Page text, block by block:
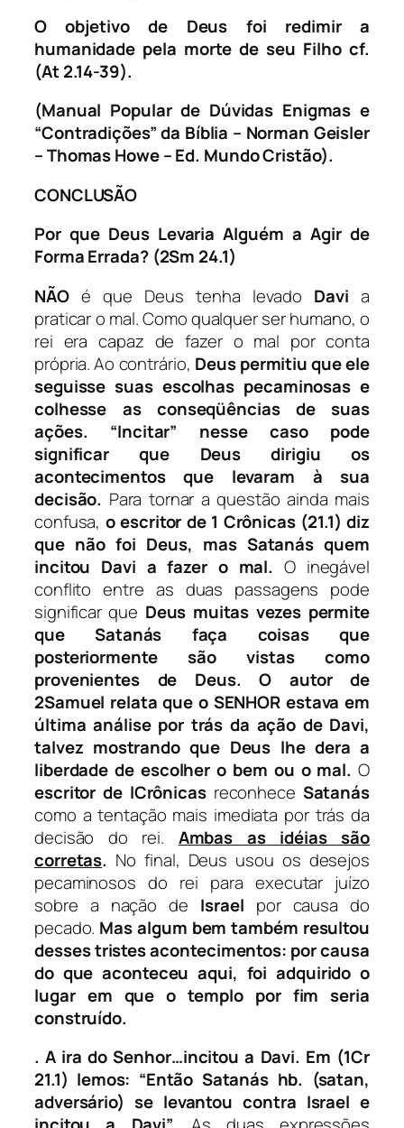
O objetivo de Deus foi redimir a
humanidade pela morte de seu Filhocf.
(At 2.14-39).
(Manual Popular de Dúvidas Enigmas e
“Contradições” da Bíblia – Norman Geisler
– Thomas Howe – Ed. Mundo Cristão).
CONCLUSÃO
Por que Deus Levaria Alguém a Agir de
Forma Errada? (2Sm 24.1)
NÃOé que Deus tenha levado Davi a
praticar o mal. Como qualquer ser humano, o
rei era capaz de fazer o mal por conta
própria. Ao contrário, Deus permitiu que ele
seguisse suas escolhas pecaminosas e
colhesse as conseqüências de suas
ações.
“Incitar”
nesse caso pode
significar que Deus dirigiu os
acontecimentos que levaram à sua
decisão. Para tornar a questão ainda mais
confusa, o escritor de 1 Crônicas (21.1) diz
que não foi Deus, mas Satanás quem
incitou Davi a fazer o mal.O inegável
conflito entre as duas passagens pode
significar que Deus muitas vezes permite
que Satanás faça coisas que
posteriormente são vistas como
provenientes de Deus.
O autor de
2Samuel relata que o SENHOR estava em
última análise por trás da ação de Davi,
talvez mostrando que Deus lhe dera a
liberdade de escolher o bem ou o mal. O
escritor de lCrônicasreconhece Satanás
como a tentação mais imediata por trás da
decisão do rei. Ambas as idéias são
corretas. No final, Deus usou os desejos
pecaminosos do rei para executar juízo
sobre a nação de Israel por causa do
pecado. Mas algum bem também resultou
desses tristes acontecimentos: por causa
do que aconteceu aqui, foi adquirido o
lugar em que o templo por fim seria
construído.
.A ira do Senhor…incitou a Davi. Em (1Cr
21.1) lemos: “Então Satanás hb. (satan,
adversário) se levantou contra Israel e